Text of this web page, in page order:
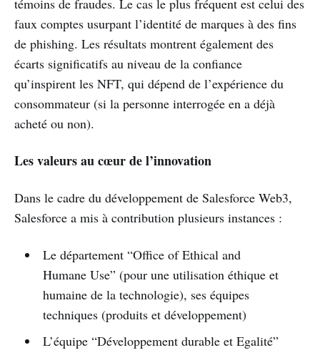
faux comptes usurpant l’identité de marques à des fins
de phishing. Les résultats montrent également des
écarts significatifs au niveau de la confiance
qu’inspirent les NFT, qui dépend de l’expérience du
consommateur (si la personne interrogée en a déjà
acheté ou non).
Les valeurs au cœur de l’innovation
Dans le cadre du développement de Salesforce Web3,
Salesforce a mis à contribution plusieurs instances :
Le département “Office of Ethical and
Humane Use” (pour une utilisation éthique et
humaine de la technologie), ses équipes
techniques (produits et développement)
L’équipe “Développement durable et Egalité”